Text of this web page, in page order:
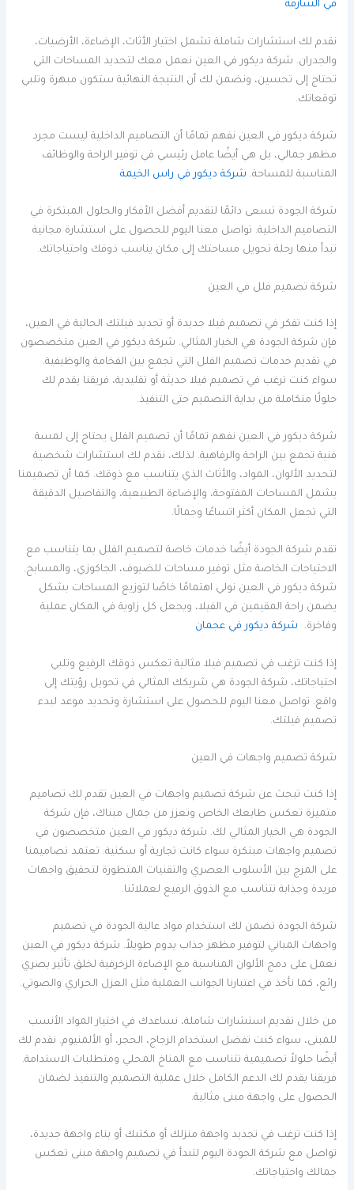
في الشارقة
نقدم لك استشارات شاملة تشمل اختيار الأثاث، الإضاءة، الأرضيات،
والجدران. شركة ديكور في العين نعمل معك لتحديد المساحات التي
تحتاج إلى تحسين، ونضمن لك أن النتيجة النهائية ستكون مبهرة وتلبي
توقعاتك.
شركة ديكور في العين نفهم تمامًا أن التصاميم الداخلية ليست مجرد
مظهر جمالي، بل هي أيضًا عامل رئيسي في توفير الراحة والوظائف
المناسبة للمساحة. شركة ديكور في راس الخيمة
شركة الجودة تسعى دائمًا لتقديم أفضل الأفكار والحلول المبتكرة في
التصاميم الداخلية. تواصل معنا اليوم للحصول على استشارة مجانية
تبدأ منها رحلة تحويل مساحتك إلى مكان يناسب ذوقك واحتياجاتك.
شركة تصميم فلل في العين
إذا كنت تفكر في تصميم فيلا جديدة أو تجديد فيلتك الحالية في العين،
فإن شركة الجودة هي الخيار المثالي. شركة ديكور في العين متخصصون
في تقديم خدمات تصميم الفلل التي تجمع بين الفخامة والوظيفية.
سواء كنت ترغب في تصميم فيلا حديثة أو تقليدية، فريقنا يقدم لك
حلولًا متكاملة من بداية التصميم حتى التنفيذ.
شركة ديكور في العين نفهم تمامًا أن تصميم الفلل يحتاج إلى لمسة
فنية تجمع بين الراحة والرفاهية. لذلك، نقدم لك استشارات شخصية
لتحديد الألوان، المواد، والأثاث الذي يتناسب مع ذوقك. كما أن تصميمنا
يشمل المساحات المفتوحة، والإضاءة الطبيعية، والتفاصيل الدقيقة
التي تجعل المكان أكثر اتساعًا وجمالًا.
تقدم شركة الجودة أيضًا خدمات خاصة لتصميم الفلل بما يتناسب مع
الاحتياجات الخاصة مثل توفير مساحات للضيوف، الجاكوزي، والمسابح.
شركة ديكور في العين نولي اهتمامًا خاصًا لتوزيع المساحات بشكل
يضمن راحة المقيمين في الفيلا، ويجعل كل زاوية في المكان عملية
وفاخرة. شركة ديكور في عجمان
إذا كنت ترغب في تصميم فيلا مثالية تعكس ذوقك الرفيع وتلبي
احتياجاتك، شركة الجودة هي شريكك المثالي في تحويل رؤيتك إلى
واقع. تواصل معنا اليوم للحصول على استشارة وتحديد موعد لبدء
تصميم فيلتك.
شركة تصميم واجهات في العين
إذا كنت تبحث عن شركة تصميم واجهات في العين تقدم لك تصاميم
متميزة تعكس طابعك الخاص وتعزز من جمال مبناك، فإن شركة
الجودة هي الخيار المثالي لك. شركة ديكور في العين متخصصون في
تصميم واجهات مبتكرة سواء كانت تجارية أو سكنية. تعتمد تصاميمنا
على المزج بين الأسلوب العصري والتقنيات المتطورة لتحقيق واجهات
فريدة وجذابة تتناسب مع الذوق الرفيع لعملائنا.
شركة الجودة تضمن لك استخدام مواد عالية الجودة في تصميم
واجهات المباني لتوفير مظهر جذاب يدوم طويلاً. شركة ديكور في العين
نعمل على دمج الألوان المناسبة مع الإضاءة الزخرفية لخلق تأثير بصري
رائع، كما نأخذ في اعتبارنا الجوانب العملية مثل العزل الحراري والصوتي.
من خلال تقديم استشارات شاملة، نساعدك في اختيار المواد الأنسب
للمبنى، سواء كنت تفضل استخدام الزجاج، الحجر، أو الألمنيوم. نقدم لك
أيضًا حلولاً تصميمية تتناسب مع المناخ المحلي ومتطلبات الاستدامة.
فريقنا يقدم لك الدعم الكامل خلال عملية التصميم والتنفيذ لضمان
الحصول على واجهة مبنى مثالية.
إذا كنت ترغب في تجديد واجهة منزلك أو مكتبك أو بناء واجهة جديدة،
تواصل مع شركة الجودة اليوم لتبدأ في تصميم واجهة مبنى تعكس
جمالك واحتياجاتك.